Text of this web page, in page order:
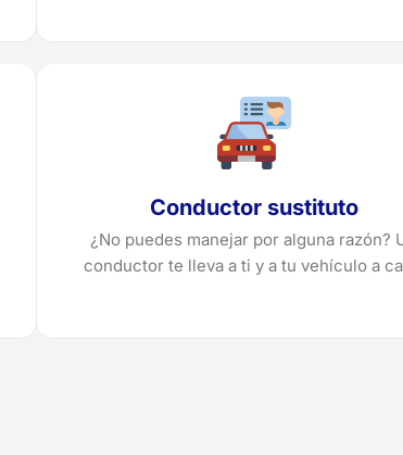
Conductor sustituto
¿No puedes manejar por alguna razón?
conductor te lleva a ti y a tu vehículo a